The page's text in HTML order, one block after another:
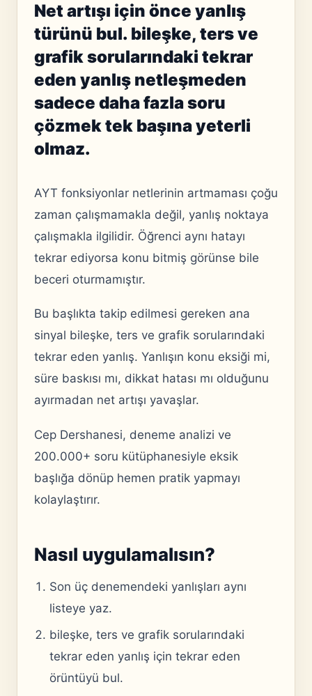
Net artışı için önce yanlış
türünü bul. bileşke, ters ve
grafik sorularındaki tekrar
eden yanlış netleşmeden
sadece daha fazla soru
çözmek tek başına yeterli
olmaz.
AYT fonksiyonlar netlerinin artmaması çoğu
zaman çalışmamakla değil, yanlış noktaya
çalışmakla ilgilidir. Öğrenci aynı hatayı
tekrar ediyorsa konu bitmiş görünse bile
beceri oturmamıştır.
Bu başlıkta takip edilmesi gereken ana
sinyal bileşke, ters ve grafik sorularındaki
tekrar eden yanlış. Yanlışın konu eksiği mi,
süre baskısı mı, dikkat hatası mı olduğunu
ayırmadan net artışı yavaşlar.
Cep Dershanesi, deneme analizi ve
200.000+ soru kütüphanesiyle eksik
başlığa dönüp hemen pratik yapmayı
kolaylaştırır.
Nasıl uygulamalısın?
Son üç denemendeki yanlışları aynı
listeye yaz.
bileşke, ters ve grafik sorularındaki
tekrar eden yanlış için tekrar eden
örüntüyü bul.